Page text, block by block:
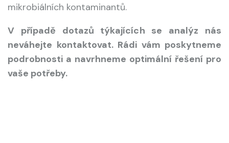
mikrobiálních kontaminantů.
V případě dotazů týkajících se analýz nás
neváhejte kontaktovat. Rádi vám poskytneme
podrobnosti a navrhneme optimální řešení pro
vaše potřeby.